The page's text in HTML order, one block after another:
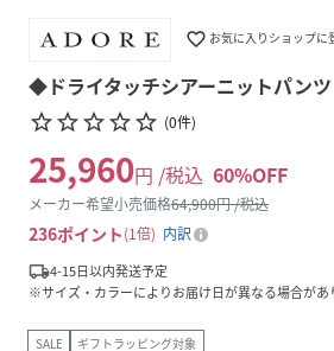
favorite_border お気に入りショップに
◆ドライタッチシアーニットパンツ
star_borderstar_borderstar_borderstar_borderstar_border (0件)
25,960円 /税込 60%OFF
メーカー希望小売価格64,900円 /税込
236ポイント 1倍
内訳
local_shipping4-15日以内発送予定
※サイズ・カラーによりお届け日が異なる場合があ
SALE ギフトラッピング対象